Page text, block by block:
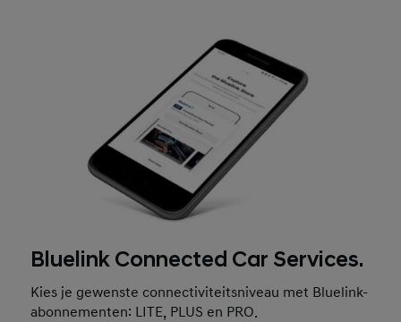
Bluelink Connected Car Services.
Kies je gewenste connectiviteitsniveau met Bluelink-
abonnementen: LITE, PLUS en PRO.